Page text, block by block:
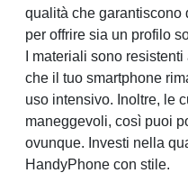
qualità che garantiscono
per offrire sia un profilo
I materiali sono
che il tuo smartphone
uso intensivo. Inoltre, le
maneggevoli, così puoi
ovunque. Investi nella
HandyPhone con stile.